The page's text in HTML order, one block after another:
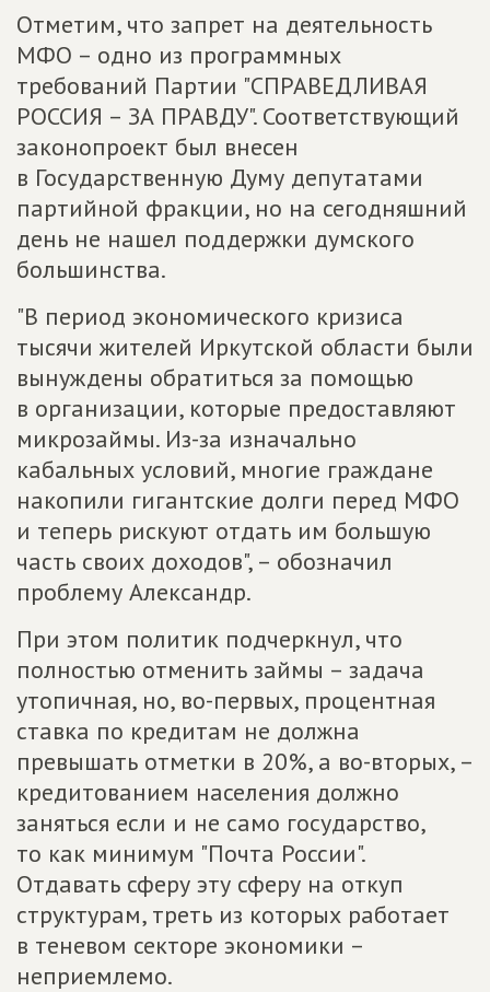
Отметим, что запрет на деятельность
МФО – одно из программных
требований Партии "СПРАВЕДЛИВАЯ
РОССИЯ – ЗА ПРАВДУ". Соответствующий
законопроект был внесен
в Государственную Думу депутатами
партийной фракции, но на сегодняшний
день не нашел поддержки думского
большинства.
"В период экономического кризиса
тысячи жителей Иркутской области были
вынуждены обратиться за помощью
в организации, которые предоставляют
микрозаймы. Из-за изначально
кабальных условий, многие граждане
накопили гигантские долги перед МФО
и теперь рискуют отдать им большую
часть своих доходов", – обозначил
проблему Александр.
При этом политик подчеркнул, что
полностью отменить займы – задача
утопичная, но, во-первых, процентная
ставка по кредитам не должна
превышать отметки в 20%, а во-вторых, –
кредитованием населения должно
заняться если и не само государство,
то как минимум "Почта России".
Отдавать сферу эту сферу на откуп
структурам, треть из которых работает
в теневом секторе экономики –
неприемлемо.